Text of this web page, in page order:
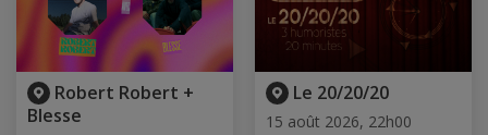
Robert Robert +
Blesse
Le 20/20/20
15 août 2026, 22h00